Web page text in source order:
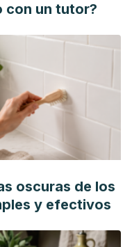
con un tutor?
oscuras de los
y efectivos